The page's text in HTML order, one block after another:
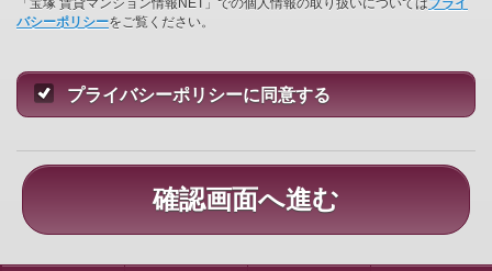
「宝塚 賃貸マンション情報NET」での個人情報の取り扱いについてはプライ
バシーポリシーをご覧ください。
プライバシーポリシーに同意する
確認画面へ進む